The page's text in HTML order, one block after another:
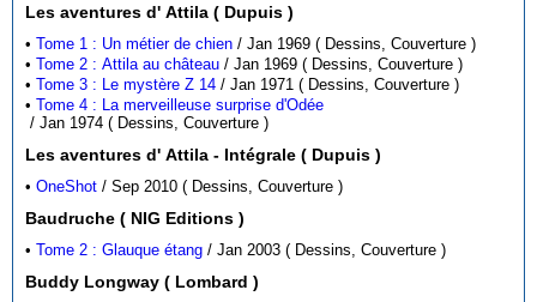
Les aventures d' Attila ( Dupuis )
•Tome 1 : Un métier de chien
/ Jan 1969 ( Dessins, Couverture )
•Tome 2 : Attila au château
/ Jan 1969 ( Dessins, Couverture )
•Tome 3 : Le mystère Z 14
/ Jan 1971 ( Dessins, Couverture )
•Tome 4 : La merveilleuse surprise d'Odée
/ Jan 1974 ( Dessins, Couverture )
Les aventures d' Attila - Intégrale ( Dupuis )
•OneShot / Sep 2010 ( Dessins, Couverture )
Baudruche ( NIG Editions )
•Tome 2 : Glauque étang / Jan 2003 ( Dessins, Couverture )
Buddy Longway ( Lombard )